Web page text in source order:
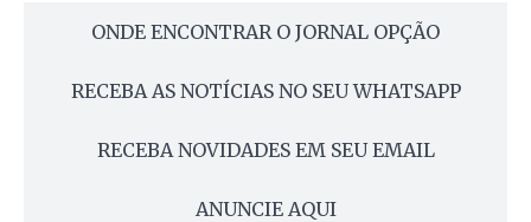
ONDE ENCONTRAR O JORNAL OPÇÃO
RECEBA AS NOTÍCIAS NO SEU WHATSAPP
RECEBA NOVIDADES EM SEU EMAIL
ANUNCIE AQUI